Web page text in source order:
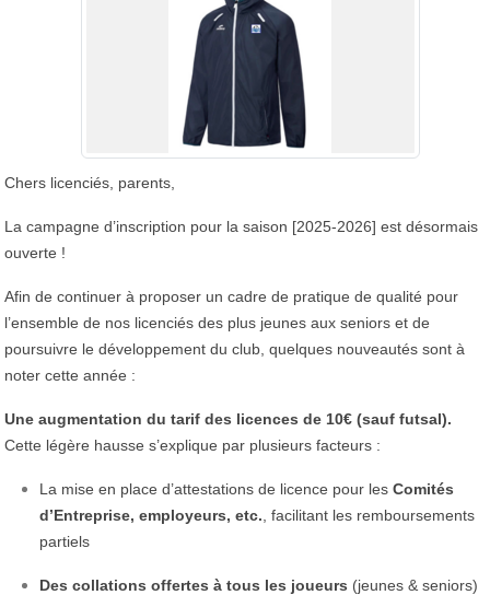
Chers licenciés, parents,
La campagne d’inscription pour la saison [2025-2026] est désormais
ouverte !
Afin de continuer à proposer un cadre de pratique de qualité pour
l’ensemble de nos licenciés des plus jeunes aux seniors et de
poursuivre le développement du club, quelques nouveautés sont à
noter cette année :
Une augmentation du tarif des licences de 10€ (sauf futsal).
Cette légère hausse s’explique par plusieurs facteurs :
La mise en place d’attestations de licence pour les Comités
d’Entreprise, employeurs, etc. , facilitant les remboursements
partiels
Des collations offertes à tous les joueurs (jeunes & seniors)